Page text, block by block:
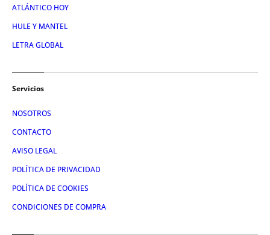
ATLÁNTICO HOY
HULE Y MANTEL
LETRA GLOBAL
Servicios
NOSOTROS
CONTACTO
AVISO LEGAL
POLÍTICA DE PRIVACIDAD
POLÍTICA DE COOKIES
CONDICIONES DE COMPRA